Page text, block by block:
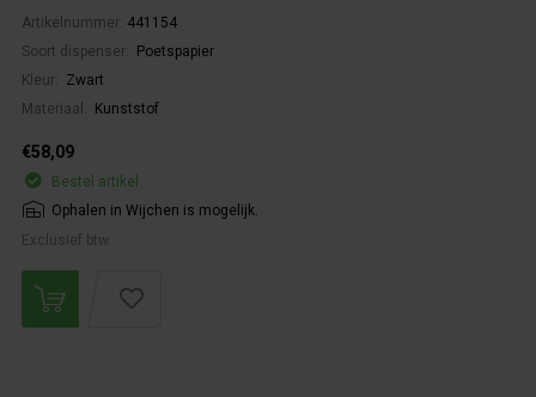
Artikelnummer: 441154
Soort dispenser:
Poetspapier
Kleur:
Zwart
Materiaal:
Kunststof
€58,09
Bestel artikel.
Ophalen in Wijchen is mogelijk.
Exclusief btw.